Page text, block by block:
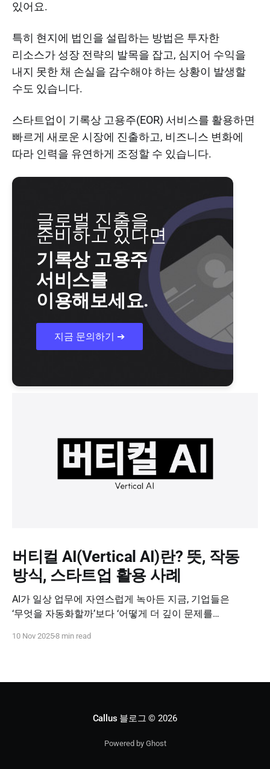
있어요.
특히 현지에 법인을 설립하는 방법은 투자한
리소스가 성장 전략의 발목을 잡고, 심지어 수익을
내지 못한 채 손실을 감수해야 하는 상황이 발생할
수도 있습니다.
스타트업이 기록상 고용주(EOR) 서비스를 활용하면
빠르게 새로운 시장에 진출하고, 비즈니스 변화에
따라 인력을 유연하게 조정할 수 있습니다.
글로벌 진출을
준비하고 있다면
기록상 고용주
서비스를
이용해보세요.
지금 문의하기 ➔
버티컬 AI(Vertical AI)란? 뜻, 작동
방식, 스타트업 활용 사례
AI가 일상 업무에 자연스럽게 녹아든 지금, 기업들은
‘무엇을 자동화할까’보다 ‘어떻게 더 깊이 문제를
바로 버티컬 AI(Vertical AI), 즉 특정 산업과 업무 영역에
활용할 수 있는지 살펴보겠습니다.
10 Nov 20258 min read
Callus 블로그 © 2026
Powered by Ghost